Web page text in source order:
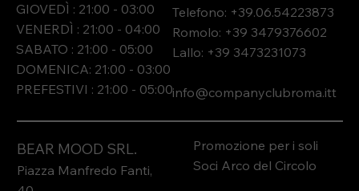
BEAR MOOD SRL.
Piazza Manfredo Fanti,
GIOVEDÌ : 21:00 - 03:00
VENERDÌ : 21:00 - 04:00
SABATO : 21:00 - 05:00
DOMENICA: 21:00 - 03:00
PREFESTIVI : 21:00 - 05:00
Telefono: +39.06.54223873
Romolo: +39 3479376602
Lallo: +39 3473231073​
info@companyclubroma.itt
Promozione per i soli
Soci Arco del Circolo